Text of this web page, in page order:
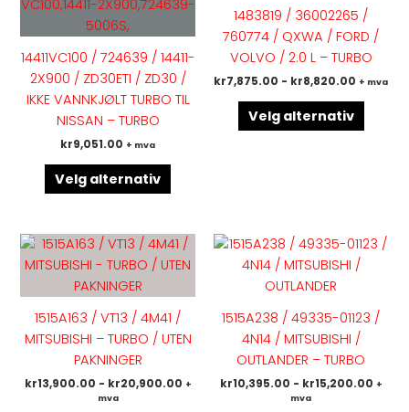
14411VC100 / 724639 / 14411-
2X900 / ZD30ETI / ZD30 /
IKKE VANNKJØLT TURBO TIL
NISSAN – TURBO
kr9,051.00 + mva
Velg alternativ
flere
varianter.
Alternativene
kan
velges
produktsiden
1483819 / 36002265 /
760774 / QXWA / FORD /
VOLVO / 2.0 L – TURBO
kr7,875.00 - kr8,820.00 + mva
Velg alternativ
flere
1515A163 / VT13 / 4M41 /
MITSUBISHI – TURBO / UTEN
PAKNINGER
kr13,900.00 - kr20,900.00 +
mva
Dette
produktet
flere
varianter.
Alternativene
velges
1515A238 / 49335-01123 /
4N14 / MITSUBISHI /
OUTLANDER – TURBO
kr10,395.00 - kr15,200.00 +
mva
Dette
flere
kan
velges